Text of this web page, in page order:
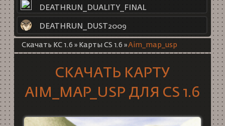
DEATHRUN_DUALITY_FINAL
DEATHRUN_DUST2009
Скачать КС 1.6 » Карты CS 1.6 »Aim_map_usp
СКАЧАТЬ КАРТУ
AIM_MAP_USP ДЛЯ CS 1.6